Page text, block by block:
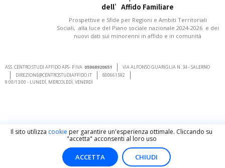
dell’Affido Familiare
Prospettive e Sfide per Regioni e Ambiti Territoriali
Sociali, alla luce del Piano sociale nazionale 2024-2026 e dei
nuovi dati sui minorenni in affido e in comunità
ASS. CENTRO STUDI AFFIDO APS- P.IVA:05968920651
VIA ALFONSO GUARIGLIA N. 34 - SALERNO
DIREZIONE@CENTROSTUDIAFFIDO.IT
800661592
9:00/13:00 - LUNEDÌ, MERCOLEDÌ, VENERDÌ
Il sito utilizza cookie per garantire un'esperienza ottimale. Cliccando su
"accetta" acconsenti al loro uso
ACCETTA CHIUDI